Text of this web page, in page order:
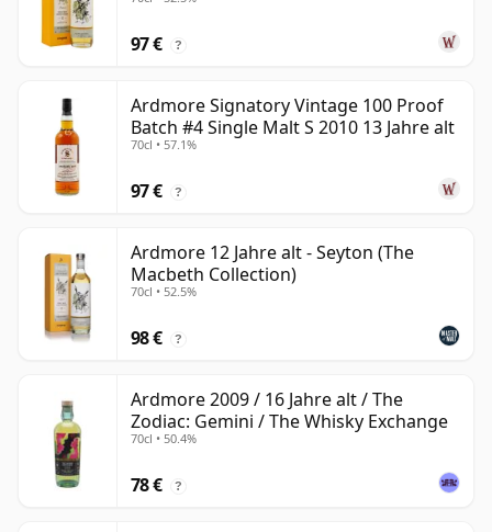
97 € ?
Ardmore Signatory Vintage 100 Proof
Batch #4 Single Malt S 2010 13 Jahre alt
70cl • 57.1%
97 € ?
Ardmore 12 Jahre alt - Seyton (The
Macbeth Collection)
70cl • 52.5%
98 € ?
Ardmore 2009 / 16 Jahre alt / The
Zodiac: Gemini / The Whisky Exchange
70cl • 50.4%
78 € ?